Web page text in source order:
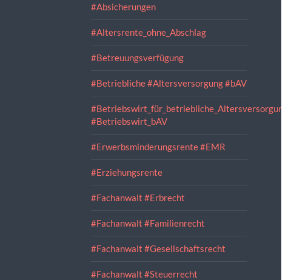
#Absicherungen
#Altersrente_ohne_Abschlag
#Betreuungsverfügung
#Betriebliche #Altersversorgung #bAV
#Betriebswirt_für_betriebliche_Altersversorgung
#Betriebswirt_bAV
#Erwerbsminderungsrente #EMR
#Erziehungsrente
#Fachanwalt #Erbrecht
#Fachanwalt #Familienrecht
#Fachanwalt #Gesellschaftsrecht
#Fachanwalt #Steuerrecht